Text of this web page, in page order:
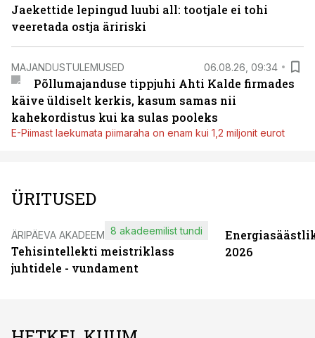
Jaekettide lepingud luubi all: tootjale ei tohi
veeretada ostja äririski
MAJANDUSTULEMUSED 06.08.26, 09:34
Põllumajanduse tippjuhi Ahti Kalde firmades
käive üldiselt kerkis, kasum samas nii
kahekordistus kui ka sulas pooleks
E-Piimast laekumata piimaraha on enam kui 1,2 miljonit eurot
ÜRITUSED
ÄRIPÄEVA AKADEEMIA
Tehisintellekti meistriklass
juhtidele - vundament
8 akadeemilist tundi
2026